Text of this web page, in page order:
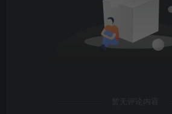
水款最好用、要基酸无注油洗发滋源无硫酸
etc.(详见附表)电电品牌背书升级版品牌sE0营
wwwjd.com/131,ht边注：图文仅为示意，具
暂无评论内容